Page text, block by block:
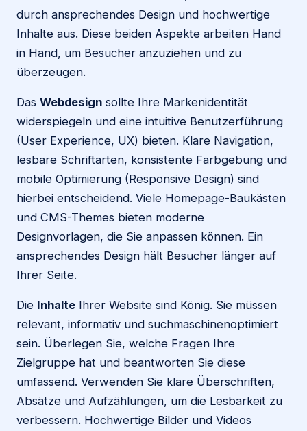
durch ansprechendes Design und hochwertige
Inhalte aus. Diese beiden Aspekte arbeiten Hand
in Hand, um Besucher anzuziehen und zu
überzeugen.
Das Webdesign sollte Ihre Markenidentität
widerspiegeln und eine intuitive Benutzerführung
(User Experience, UX) bieten. Klare Navigation,
lesbare Schriftarten, konsistente Farbgebung und
mobile Optimierung (Responsive Design) sind
hierbei entscheidend. Viele Homepage-Baukästen
und CMS-Themes bieten moderne
Designvorlagen, die Sie anpassen können. Ein
ansprechendes Design hält Besucher länger auf
Ihrer Seite.
Die Inhalte Ihrer Website sind König. Sie müssen
relevant, informativ und suchmaschinenoptimiert
sein. Überlegen Sie, welche Fragen Ihre
Zielgruppe hat und beantworten Sie diese
umfassend. Verwenden Sie klare Überschriften,
Absätze und Aufzählungen, um die Lesbarkeit zu
verbessern. Hochwertige Bilder und Videos